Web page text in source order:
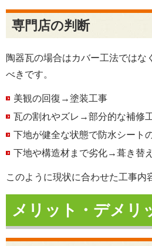
専門店の判断
陶器瓦の場合はカバー工法ではな
べきです。
美観の回復→塗装工事
瓦の割れやズレ→部分的な補修
下地が健全な状態で防水シート
下地や構造材まで劣化→葺き替
このように現状に合わせた工事内
メリット・デメリ